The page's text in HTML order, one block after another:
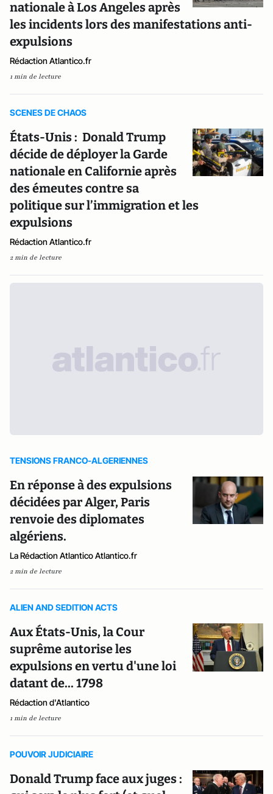
nationale à Los Angeles après
les incidents lors des manifestations anti-
expulsions
Rédaction Atlantico.fr
1 min de lecture
SCENES DE CHAOS
États-Unis : Donald Trump
décide de déployer la Garde
nationale en Californie après
des émeutes contre sa
politique sur l’immigration et les
expulsions
Rédaction Atlantico.fr
2 min de lecture
TENSIONS FRANCO-ALGERIENNES
En réponse à des expulsions
décidées par Alger, Paris
renvoie des diplomates
algériens.
La Rédaction Atlantico Atlantico.fr
2 min de lecture
ALIEN AND SEDITION ACTS
Aux États-Unis, la Cour
suprême autorise les
expulsions en vertu d'une loi
datant de... 1798
Rédaction d'Atlantico
1 min de lecture
POUVOIR JUDICIAIRE
Donald Trump face aux juges :